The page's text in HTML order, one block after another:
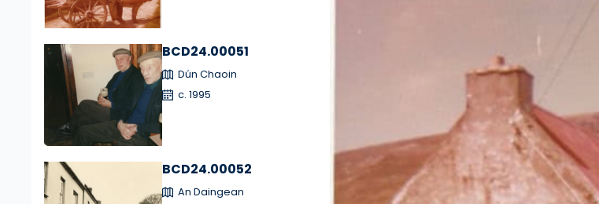
BCD24.00051
Dún Chaoin
c. 1995
BCD24.00052
An Daingean